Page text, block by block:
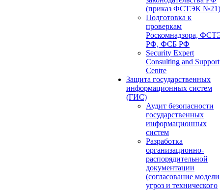
(приказ ФСТЭК №21)
Подготовка к
проверкам
Роскомнадзора,
РФ, ФСБ РФ
Security Expert
Consulting and Support
Centre
Защита государственных
информационных систем
(ГИС)
Аудит безопасности
государственных
информационных
систем
Разработка
организационно-
распорядительной
документации
(согласование модели
угроз и технического